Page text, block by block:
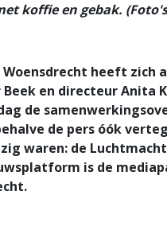
koffie en gebak.
Woensdrecht heeft zich
Beek en directeur Anita
de
de pers óók
waren: de
is de